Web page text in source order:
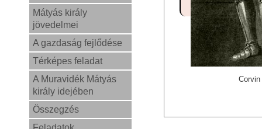
Mátyás király
jövedelmei
A gazdaság fejlődése
Térképes feladat
A Muravidék Mátyás
király idejében
Összegzés